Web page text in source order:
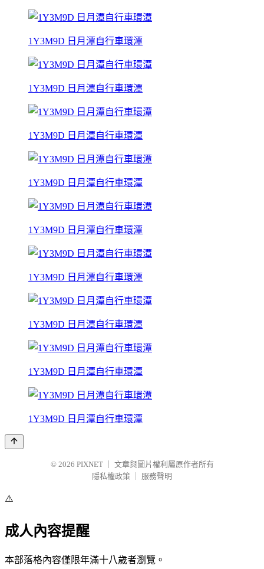
1Y3M9D 日月潭自行車環潭
1Y3M9D 日月潭自行車環潭
1Y3M9D 日月潭自行車環潭
1Y3M9D 日月潭自行車環潭
1Y3M9D 日月潭自行車環潭
1Y3M9D 日月潭自行車環潭
1Y3M9D 日月潭自行車環潭
1Y3M9D 日月潭自行車環潭
1Y3M9D 日月潭自行車環潭
© 2026 PIXNET
文章與圖片權利屬原作者所有
隱私權政策
服務聲明
⚠️
成人內容提醒
本部落格內容僅限年滿十八歲者瀏覽。